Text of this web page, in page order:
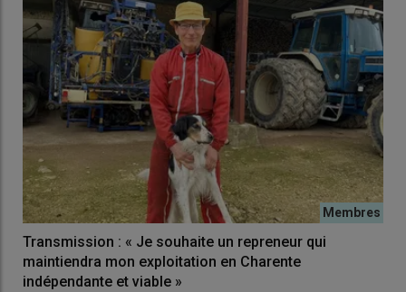
Transmission : « Je souhaite un repreneur qui
maintiendra mon exploitation en Charente
indépendante et viable »